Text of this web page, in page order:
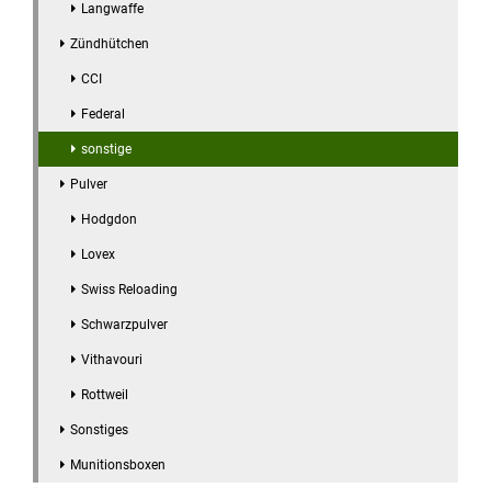
Langwaffe
Zündhütchen
CCI
Federal
sonstige
Pulver
Hodgdon
Lovex
Swiss Reloading
Schwarzpulver
Vithavouri
Rottweil
Sonstiges
Munitionsboxen